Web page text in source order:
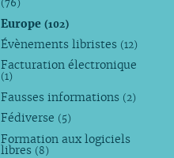
(76)
Europe(102)
Évènements libristes (12)
Facturation électronique
(1)
Fausses informations (2)
Fédiverse (5)
Formation aux logiciels
libres (8)